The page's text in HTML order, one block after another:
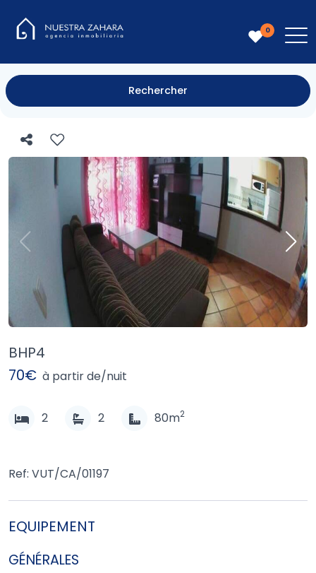
0
Rechercher
BHP4
2 2 80m2
Ref: VUT/CA/01197
EQUIPEMENT
GÉNÉRALES
70€ à partir de/nuit